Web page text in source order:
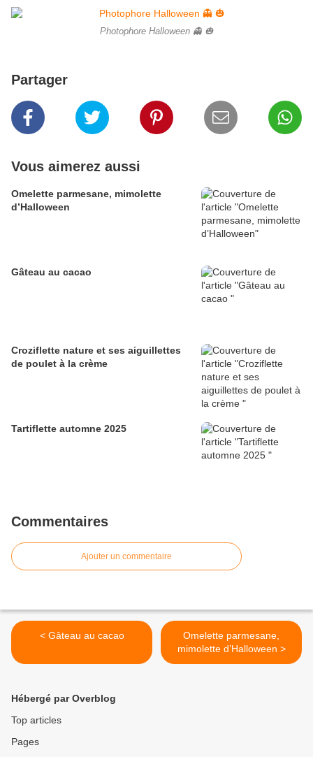
Photophore Halloween 👻 🎃
Partager
Vous aimerez aussi
Omelette parmesane, mimolette
d’Halloween
Gâteau au cacao
Croziflette nature et ses aiguillettes
de poulet à la crème
Tartiflette automne 2025
Commentaires
Ajouter un commentaire
< Gâteau au cacao
Omelette parmesane,
mimolette d’Halloween >
Hébergé par Overblog
Top articles
Pages